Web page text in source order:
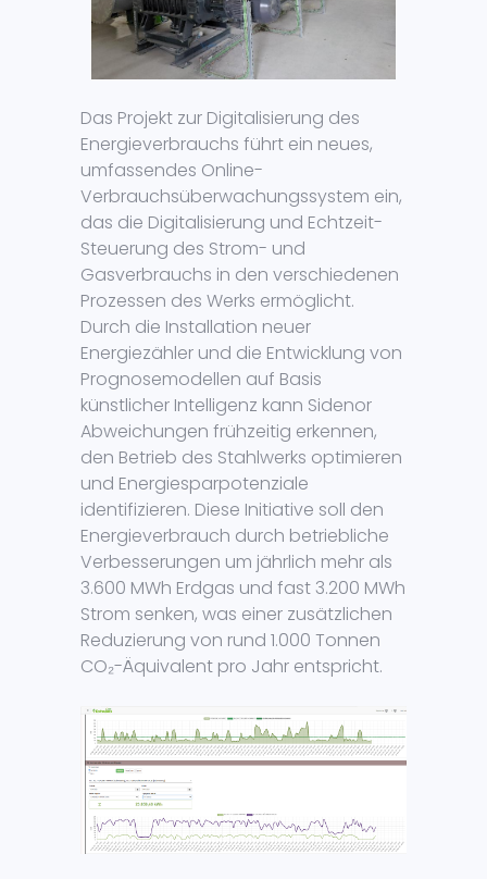
Das Projekt zur Digitalisierung des
Energieverbrauchs führt ein neues,
umfassendes Online-
Verbrauchsüberwachungssystem ein,
das die Digitalisierung und Echtzeit-
Steuerung des Strom- und
Gasverbrauchs in den verschiedenen
Prozessen des Werks ermöglicht.
Durch die Installation neuer
Energiezähler und die Entwicklung von
Prognosemodellen auf Basis
künstlicher Intelligenz kann Sidenor
Abweichungen frühzeitig erkennen,
den Betrieb des Stahlwerks optimieren
und Energiesparpotenziale
identifizieren. Diese Initiative soll den
Energieverbrauch durch betriebliche
Verbesserungen um jährlich mehr als
3.600 MWh Erdgas und fast 3.200 MWh
Strom senken, was einer zusätzlichen
Reduzierung von rund 1.000 Tonnen
CO₂-Äquivalent pro Jahr entspricht.